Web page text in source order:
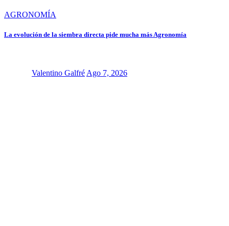
AGRONOMÍA
La evolución de la siembra directa pide mucha más Agronomía
Valentino Galfré Ago 7, 2026